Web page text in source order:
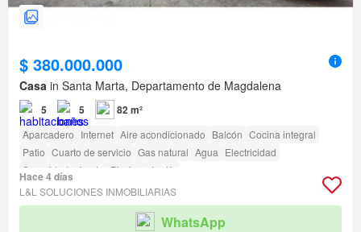
$ 380.000.000
Casa in Santa Marta, Departamento de Magdalena
5 5 82 m²
Aparcadero Internet Aire acondicionado Balcón Cocina integral
Patio Cuarto de servicio Gas natural Agua Electricidad
Seguridad privada
Piscina
Jardín
Acceso para personas con discapacidad
Hace 4 días
L&L SOLUCIONES INMOBILIARIAS
WhatsApp